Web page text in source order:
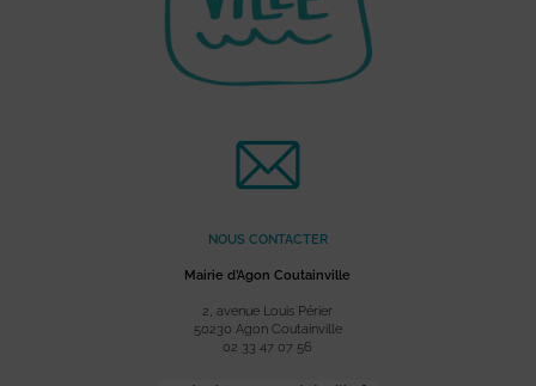
NOUS CONTACTER
Mairie d’Agon Coutainville
2, avenue Louis Périer
50230 Agon Coutainville
02 33 47 07 56